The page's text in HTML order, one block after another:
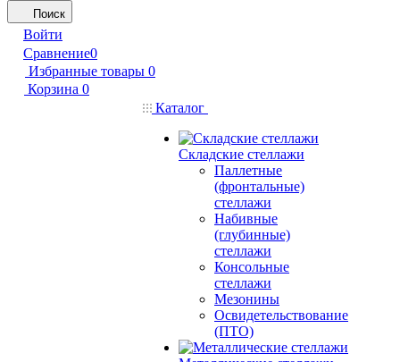
Поиск
Войти
Сравнение0
Избранные товары 0
Корзина 0
Каталог
Складские стеллажи
Паллетные
(фронтальные)
стеллажи
Набивные
(глубинные)
стеллажи
Консольные
стеллажи
Мезонины
Освидетельствование
(ПТО)